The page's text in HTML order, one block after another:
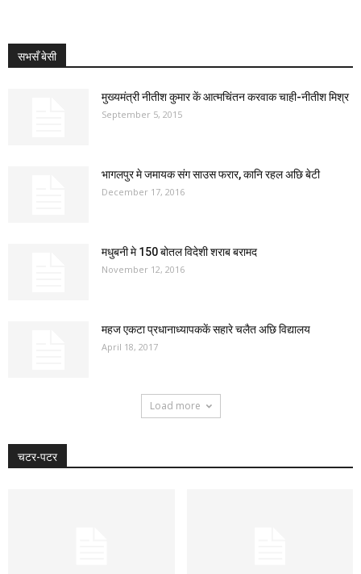
सभसँ बेसी
मुख्यमंत्री नीतीश कुमार कें आत्मचिंतन करवाक चाही-नीतीश मिश्र
September 5, 2015
भागलपुर मे जमायक संग साउस फरार, कानि रहल अछि बेटी
December 17, 2016
मधुबनी मे 150 बोतल विदेशी शराब बरामद
November 12, 2016
महज एकटा प्रधानाध्यापककें सहारे चलैत अछि विद्यालय
April 18, 2017
Load more
चटर-पटर